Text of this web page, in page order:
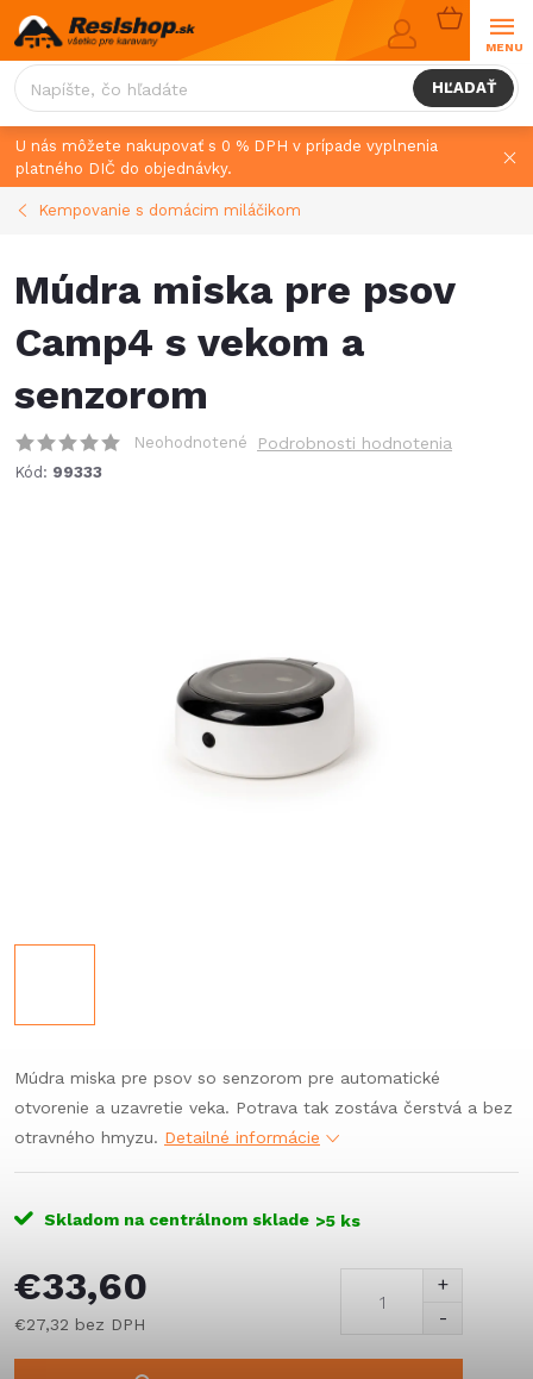
Prejsť
na
obsah
HĽADAŤ
KOŠÍK
U nás môžete nakupovať s 0 % DPH v prípade vyplnenia
platného DIČ do objednávky.
Kempovanie s domácim miláčikom
Múdra miska pre psov
Camp4 s vekom a
senzorom
Neohodnotené Podrobnosti hodnotenia
Kód: 99333
Múdra miska pre psov so senzorom pre automatické
otvorenie a uzavretie veka. Potrava tak zostáva čerstvá a bez
otravného hmyzu. Detailné informácie
Skladom na centrálnom sklade >5 ks
€33,60
€27,32 bez DPH